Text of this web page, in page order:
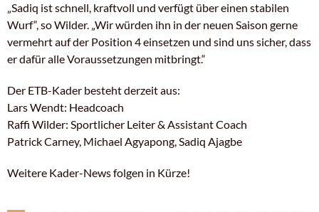
„Sadiq ist schnell, kraftvoll und verfügt über einen stabilen
Wurf“, so Wilder. „Wir würden ihn in der neuen Saison gerne
vermehrt auf der Position 4 einsetzen und sind uns sicher, dass
er dafür alle Voraussetzungen mitbringt.“
Der ETB-Kader besteht derzeit aus:
Lars Wendt: Headcoach
Raffi Wilder: Sportlicher Leiter & Assistant Coach
Patrick Carney, Michael Agyapong, Sadiq Ajagbe
Weitere Kader-News folgen in Kürze!